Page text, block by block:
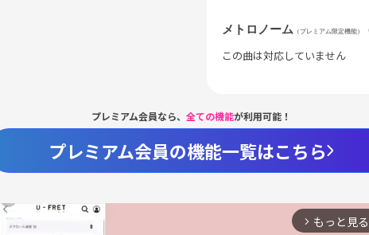
メトロノーム （プレミアム限定機能）
この曲は対応していません
プレミアム会員なら、 全ての機能が利用可能！
プレミアム会員の機能一覧はこちら
arrow_forward_ios もっと見る